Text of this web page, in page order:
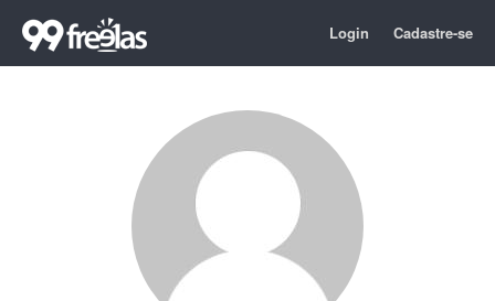
Login Cadastre-se